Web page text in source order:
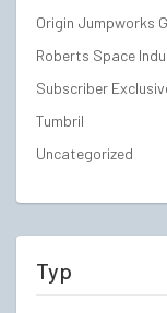
Origin Jumpworks
Roberts Space
Subscriber
Tumbril
Uncategorized
Typ